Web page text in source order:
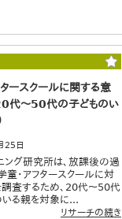
タースクールに関する意
代～50代の子どものい
25日
ング研究所は、放課後の過
童・アフタースクールに対
査するため、20代～50代
いる親を対象に...
リサーチの続き